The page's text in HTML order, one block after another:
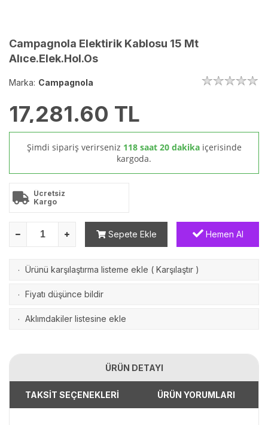
Campagnola Elektirik Kablosu 15 Mt
Alıce.Elek.Hol.Os
Marka: Campagnola
17,281.60 TL
Şimdi sipariş verirseniz 118 saat 20 dakika içerisinde
kargoda.
Ücretsiz
Kargo
Sepete Ekle Hemen Al
· Ürünü karşılaştırma listeme ekle ( Karşılaştır )
· Fiyatı düşünce bildir
· Aklımdakiler listesine ekle
ÜRÜN DETAYI
TAKSİT SEÇENEKLERİ ÜRÜN YORUMLARI